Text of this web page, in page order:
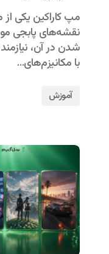
مپ کاراکین یکی
نقشه‌های پابجی
شدن در آن،
با مکانیزم‌های…
آموزش